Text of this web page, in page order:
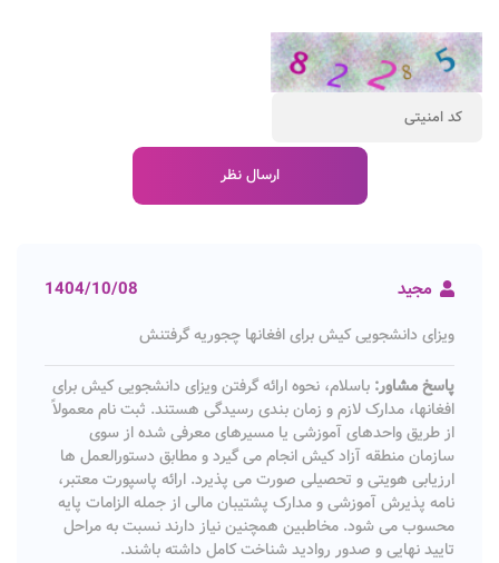
مجید 1404/10/08
ویزای دانشجویی کیش برای افغانها چجوریه گرفتنش
پاسخ مشاور: باسلام، نحوه ارائه گرفتن ویزای دانشجویی کیش برای
افغانها، مدارک لازم و زمان بندی رسیدگی هستند. ثبت نام معمولاً
از طریق واحدهای آموزشی یا مسیرهای معرفی شده از سوی
سازمان منطقه آزاد کیش انجام می گیرد و مطابق دستورالعمل ها
ارزیابی هویتی و تحصیلی صورت می پذیرد. ارائه پاسپورت معتبر،
نامه پذیرش آموزشی و مدارک پشتیبان مالی از جمله الزامات پایه
محسوب می شود. مخاطبین همچنین نیاز دارند نسبت به مراحل
تایید نهایی و صدور روادید شناخت کامل داشته باشند.